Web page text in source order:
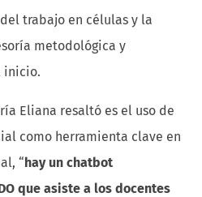
trabajo en células y la
metodológica y
inicio.
Eliana resaltó es el uso de
como herramienta clave en
“hay un chatbot
que asiste a los docentes